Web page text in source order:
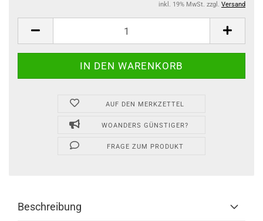
inkl. 19% MwSt. zzgl. Versand
AUF DEN MERKZETTEL
WOANDERS GÜNSTIGER?
FRAGE ZUM PRODUKT
Beschreibung